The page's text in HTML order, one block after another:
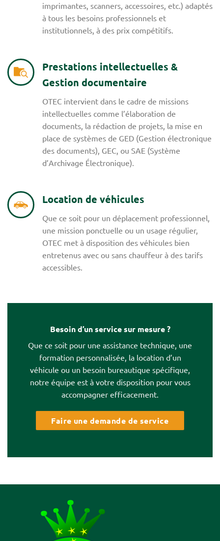
imprimantes, scanners, accessoires, etc.) adaptés
à tous les besoins professionnels et
institutionnels, à des prix compétitifs.
Prestations intellectuelles &
Gestion documentaire
OTEC intervient dans le cadre de missions
intellectuelles comme l’élaboration de
documents, la rédaction de projets, la mise en
place de systèmes de GED (Gestion électronique
des documents), GEC, ou SAE (Système
d’Archivage Électronique).
Location de véhicules
Que ce soit pour un déplacement professionnel,
une mission ponctuelle ou un usage régulier,
OTEC met à disposition des véhicules bien
entretenus avec ou sans chauffeur à des tarifs
accessibles.
Besoin d’un service sur mesure ?
Que ce soit pour une assistance technique, une
formation personnalisée, la location d’un
véhicule ou un besoin bureautique spécifique,
notre équipe est à votre disposition pour vous
accompagner efficacement.
Faire une demande de service